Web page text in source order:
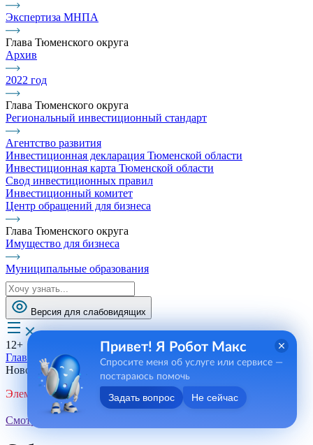
Экспертиза МНПА
Глава Тюменского округа
Архив
2022 год
Глава Тюменского округа
Региональный инвестиционный стандарт
Агентство развития
Инвестиционная декларация Тюменской области
Инвестиционная карта Тюменской области
Свод инвестиционных правил
Инвестиционный комитет
Центр обращений для бизнеса
Глава Тюменского округа
Имущество для бизнеса
Муниципальные образования
Версия для слабовидящих
12+
Главная
Новости, пресса, события
Элемент не найден!
Смотреть все
Привет! Я Робот Макс
Спросите меня об услуге или сервисе —
постараюсь помочь
Задать вопрос Не сейчас